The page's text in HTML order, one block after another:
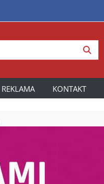
REKLAMA KONTAKT